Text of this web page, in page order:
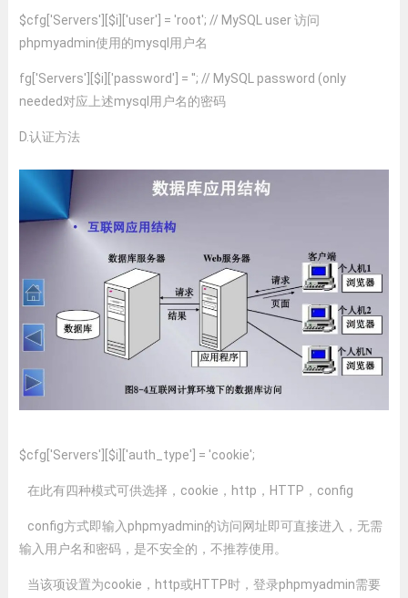
$cfg['Servers'][$i]['user'] = 'root'; // MySQL user 访问
phpmyadmin使用的mysql用户名
fg['Servers'][$i]['password'] = ''; // MySQL password (only
needed对应上述mysql用户名的密码
D.认证方法
$cfg['Servers'][$i]['auth_type'] = 'cookie';
在此有四种模式可供选择，cookie，http，HTTP，config
config方式即输入phpmyadmin的访问网址即可直接进入，无需
输入用户名和密码，是不安全的，不推荐使用。
当该项设置为cookie，http或HTTP时，登录phpmyadmin需要